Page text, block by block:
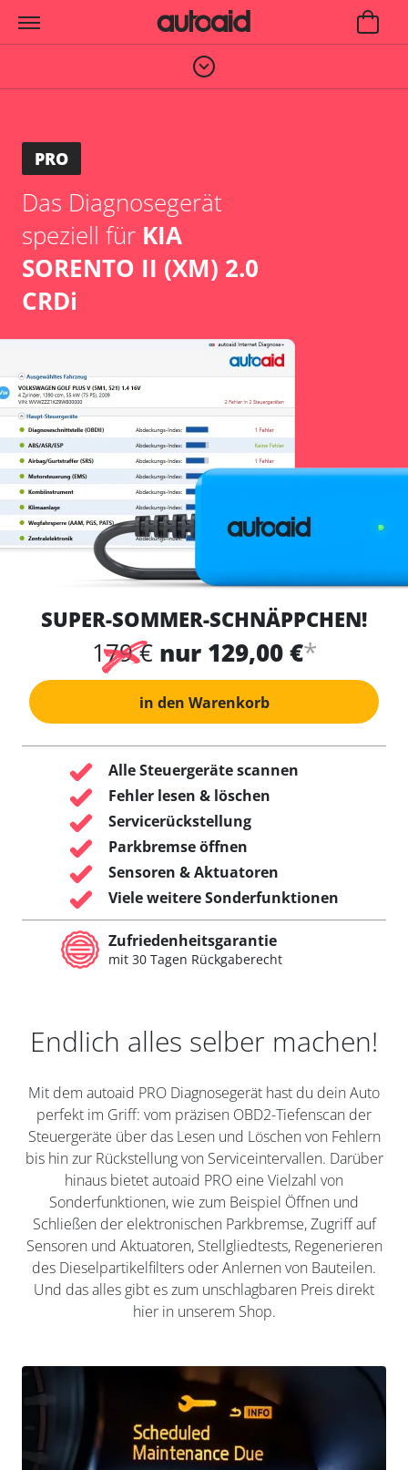
PRO
Das Diagnosegerät
speziell für KIA
SORENTO II (XM) 2.0
CRDi
SUPER-SOMMER-SCHNÄPPCHEN!
179 € nur 129,00 €*
in den Warenkorb
Alle Steuergeräte scannen
Fehler lesen & löschen
Servicerückstellung
Parkbremse öffnen
Sensoren & Aktuatoren
Viele weitere Sonderfunktionen
Zufriedenheitsgarantie
mit 30 Tagen Rückgaberecht
Endlich alles selber machen!
Mit dem autoaid PRO Diagnosegerät hast du dein Auto
perfekt im Griff: vom präzisen OBD2-Tiefenscan der
Steuergeräte über das Lesen und Löschen von Fehlern
bis hin zur Rückstellung von Serviceintervallen. Darüber
hinaus bietet autoaid PRO eine Vielzahl von
Sonderfunktionen, wie zum Beispiel Öffnen und
Schließen der elektronischen Parkbremse, Zugriff auf
Sensoren und Aktuatoren, Stellgliedtests, Regenerieren
des Dieselpartikelfilters oder Anlernen von Bauteilen.
Und das alles gibt es zum unschlagbaren Preis direkt
hier in unserem Shop.